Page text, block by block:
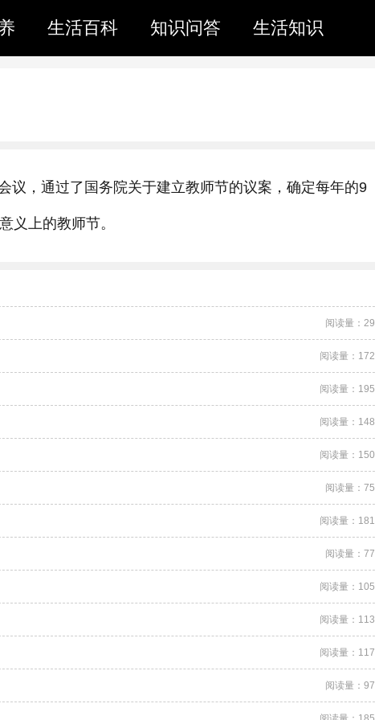
生活百科 知识问答 生活知识
议，通过了国务院关于建立教师节的议案，确定每年的9
义上的教师节。
阅读量：29
阅读量：172
阅读量：195
阅读量：148
阅读量：150
阅读量：75
阅读量：181
阅读量：77
阅读量：105
阅读量：113
阅读量：117
阅读量：97